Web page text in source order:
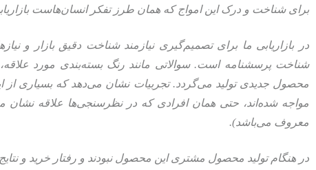
برای شناخت و درک این امواج که همان طرز تفکر انسان‌هاست
در بازاریابی ما برای تصمیم‌گیری نیازمند شناخت دقیق بازار و
شناخت پرسشنامه است. سوالاتی مانند رنگ بسته‌بندی مورد
محصول جدیدی تولید می‌گردد. تجربیات نشان می‌دهد که بسیاری
مواجه شده‌اند، حتی همان افرادی که در نظرسنجی‌ها علاقه نشان
معروف می‌باشد).
در هنگام تولید محصول مشتری این محصول نبودند و رفتار خرید و